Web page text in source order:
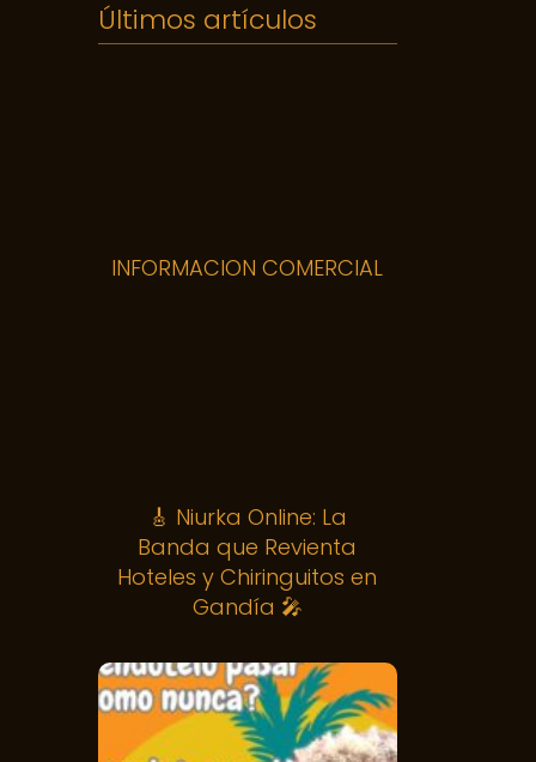
Últimos artículos
INFORMACION COMERCIAL
🎸 Niurka Online: La
Banda que Revienta
Hoteles y Chiringuitos en
Gandía 🎤